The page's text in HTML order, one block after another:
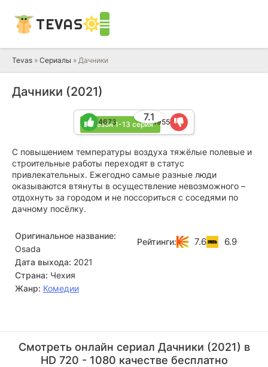
TEVAS
Tevas » Сериалы » Дачники
Дачники (2021)
1 сезон 1-13 серия
7.1
4673 1955
С повышением температуры воздуха тяжёлые полевые и
строительные работы переходят в статус
привлекательных. Ежегодно самые разные люди
оказываются втянуты в осуществление невозможного –
отдохнуть за городом и не поссориться с соседями по
дачному посёлку.
Оригинальное название:
Osada
Дата выхода: 2021
Страна: Чехия
Жанр: Комедии
Рейтинги: 7.6 6.9
(David Srovnal)
(Adolf Gensdorf)
Смотреть онлайн сериал Дачники (2021) в
HD 720 - 1080 качестве бесплатно